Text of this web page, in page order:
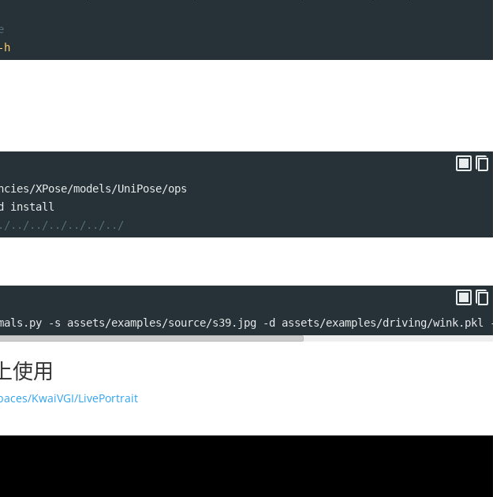
-h
XPose/models/UniPose/ops
install
../../../../../../../
-s assets/examples/source/s39.jpg -d assets/examples/driving/
使用
KwaiVGI/LivePortrait